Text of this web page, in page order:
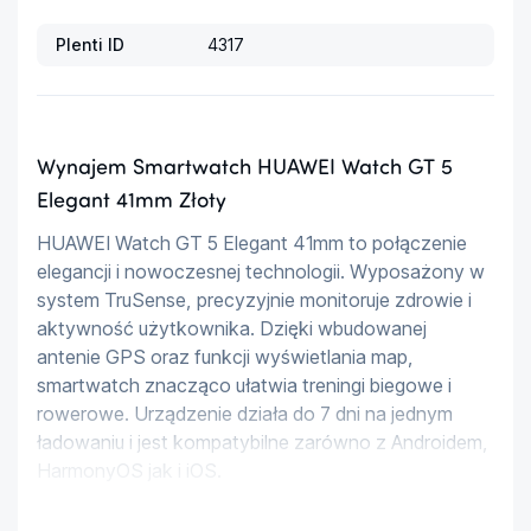
Plenti ID 4317
Wynajem Smartwatch HUAWEI Watch GT 5
Elegant 41mm Złoty
HUAWEI Watch GT 5 Elegant 41mm to połączenie
elegancji i nowoczesnej technologii. Wyposażony w
system TruSense, precyzyjnie monitoruje zdrowie i
aktywność użytkownika. Dzięki wbudowanej
antenie GPS oraz funkcji wyświetlania map,
smartwatch znacząco ułatwia treningi biegowe i
rowerowe. Urządzenie działa do 7 dni na jednym
ładowaniu i jest kompatybilne zarówno z Androidem,